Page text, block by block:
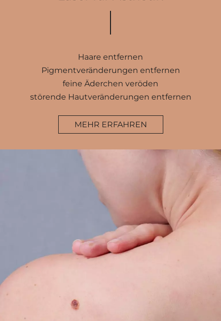
Haare entfernen
Pigmentveränderungen entfernen
feine Äderchen veröden
störende Hautveränderungen entfernen
MEHR ERFAHREN